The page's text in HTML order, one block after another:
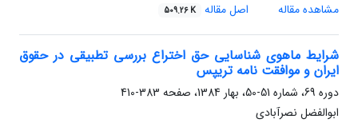
مشاهده مقاله
اصل مقاله 509.26 K
شرایط ماهوی شناسایی حق اختراع بررسی تطبیقی در حقوق
ایران و موافقت نامه تریپس
دوره 69، شماره 51-50، بهار 1384، صفحه
383-410
ابوالفضل نصرآبادی